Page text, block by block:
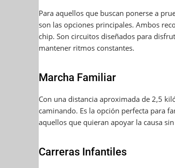
Para aquellos que buscan ponerse a
son las opciones principales. Ambos
chip. Son circuitos diseñados para
mantener ritmos constantes.
Marcha Familiar
Con una distancia aproximada de 2,5
caminando. Es la opción perfecta para
aquellos que quieran apoyar la causa
Carreras Infantiles